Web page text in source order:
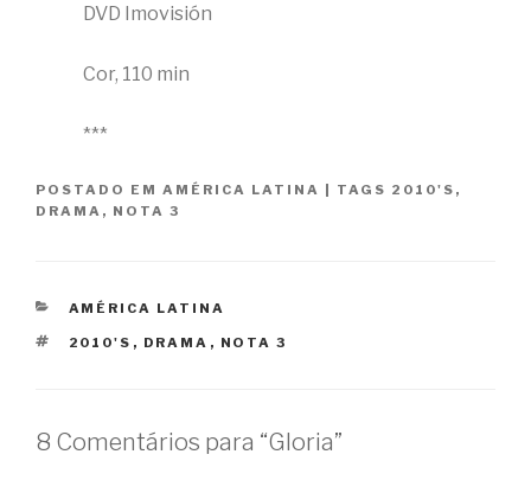
DVD Imovisión
Cor, 110 min
***
POSTADO EM AMÉRICA LATINA | TAGS 2010'S ,
DRAMA , NOTA 3
CATEGORIAS
AMÉRICA LATINA
TAGS
2010'S , DRAMA , NOTA 3
8 Comentários para “Gloria”